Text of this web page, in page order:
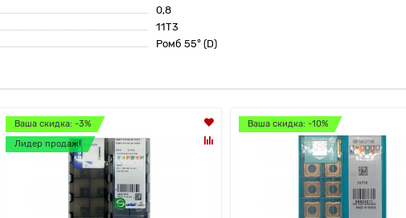
0,8
11T3
Ромб 55° (D)
Ваша скидка: -3%
Лидер продаж!
Ваша скидка: -10%